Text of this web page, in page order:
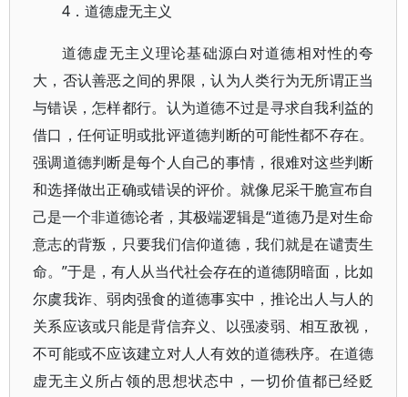
4．道德虚无主义
道德虚无主义理论基础源白对道德相对性的夸
大，否认善恶之间的界限，认为人类行为无所谓正当
与错误，怎样都行。认为道德不过是寻求自我利益的
借口，任何证明或批评道德判断的可能性都不存在。
强调道德判断是每个人自己的事情，很难对这些判断
和选择做出正确或错误的评价。就像尼采干脆宣布自
己是一个非道德论者，其极端逻辑是“道德乃是对生命
意志的背叛，只要我们信仰道德，我们就是在谴责生
命。”于是，有人从当代社会存在的道德阴暗面，比如
尔虞我诈、弱肉强食的道德事实中，推论出人与人的
关系应该或只能是背信弃义、以强凌弱、相互敌视，
不可能或不应该建立对人人有效的道德秩序。在道德
虚无主义所占领的思想状态中，一切价值都已经贬